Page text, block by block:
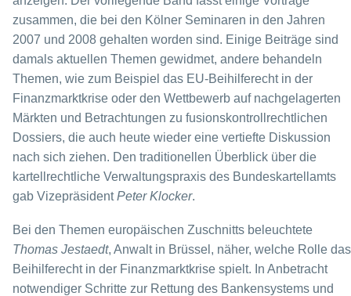
zusammen, die bei den Kölner Seminaren in den Jahren
2007 und 2008 gehalten worden sind. Ei­nige Beiträge sind
damals aktuellen Themen gewidmet, andere behandeln
Themen, wie zum Beispiel das EU-Beihilferecht in der
Finanzmarktkrise oder den Wettbewerb auf nachgelagerten
Märkten und Betrachtungen zu fusionskontrollrechtlichen
Dossiers, die auch heute wieder eine vertiefte Diskussion
nach sich ziehen. Den traditionellen Überblick über die
kartellrechtliche Verwaltungspraxis des Bundes­kartellamts
gab VizepräsidentPeter Klocker.
Bei den Themen europäischen Zuschnitts beleuchtete
Thomas Jestaedt, Anwalt in Brüssel, näher, welche Rolle das
Beihilferecht in der Finanzmarktkrise spielt. In An­betracht
notwendiger Schritte zur Rettung des Bankensystems und